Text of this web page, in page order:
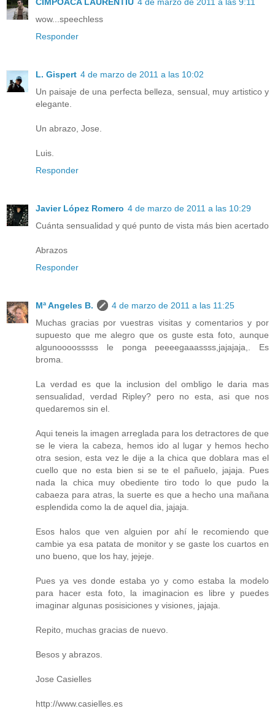
wow...speechless
Responder
L. Gispert 4 de marzo de 2011 a las 10:02
Un paisaje de una perfecta belleza, sensual, muy artistico y
elegante.
Un abrazo, Jose.
Luis.
Responder
Javier López Romero 4 de marzo de 2011 a las 10:29
Cuánta sensualidad y qué punto de vista más bien acertado
Abrazos
Responder
Mª Angeles B.
4 de marzo de 2011 a las 11:25
Muchas gracias por vuestras visitas y comentarios y por
supuesto que me alegro que os guste esta foto, aunque
algunoooosssss le ponga peeeegaaassss,jajajaja,. Es
broma.
La verdad es que la inclusion del ombligo le daria mas
sensualidad, verdad Ripley? pero no esta, asi que nos
quedaremos sin el.
Aqui teneis la imagen arreglada para los detractores de que
se le viera la cabeza, hemos ido al lugar y hemos hecho
otra sesion, esta vez le dije a la chica que doblara mas el
cuello que no esta bien si se te el pañuelo, jajaja. Pues
nada la chica muy obediente tiro todo lo que pudo la
cabaeza para atras, la suerte es que a hecho una mañana
esplendida como la de aquel dia, jajaja.
Esos halos que ven alguien por ahí le recomiendo que
cambie ya esa patata de monitor y se gaste los cuartos en
uno bueno, que los hay, jejeje.
Pues ya ves donde estaba yo y como estaba la modelo
para hacer esta foto, la imaginacion es libre y puedes
imaginar algunas posisiciones y visiones, jajaja.
Repito, muchas gracias de nuevo.
Besos y abrazos.
Jose Casielles
http://www.casielles.es